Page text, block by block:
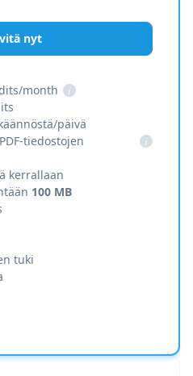
nyt
month
i
päivä
tiedostojen
i
kerrallaan
100 MB
tuki